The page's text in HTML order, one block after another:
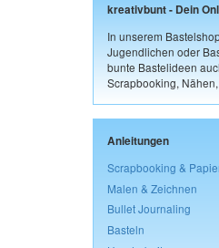
kreativbunt - Dein
In unserem
Jugendlichen oder
bunte Bastelideen
Scrapbooking,
Anleitungen
Scrapbooking &
Malen & Zeichnen
Bullet Journaling
Basteln